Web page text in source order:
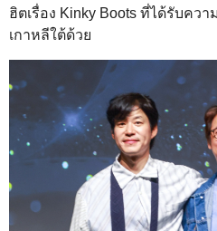
ฮิตเรื่อง Kinky Boots ที่ได้รับคว
เกาหลีใต้ด้วย